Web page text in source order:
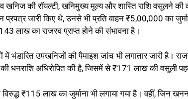
खनिज की रॉयल्टी, खनिमुख्य मूल्य और शास्ति राशि वसूलने की
प्रपत्र जारी किए थे, उनसे भी प्रति वाहन ₹5,00,000 का
लाख का राजस्व प्राप्त होने की संभावना है।
में भंडारित उपखनिजों की पैमाइश जांच भी लगातार जारी है।
धनराशि अधिरोपित की है, जिसमें से ₹171 लाख की वसूली
₹115 लाख का जुर्माना भी लगाया गया है। वहीं, जिन खनन